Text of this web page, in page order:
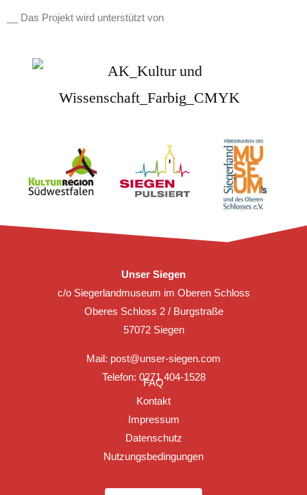
__ Das Projekt wird unterstützt von
Unser Siegen
c/o Siegerlandmuseum im Oberen Schloss
Oberes Schloss 2 / Burgstraße
57072 Siegen
Mail: post@unser-siegen.com
Telefon: 0271 404-1528
FAQ
Kontakt
Impressum
Datenschutz
Nutzungsbedingungen